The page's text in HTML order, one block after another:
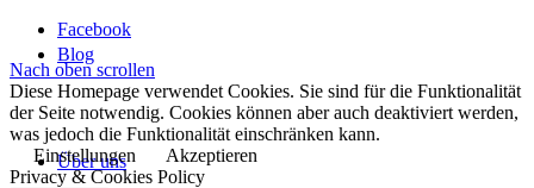
Blog
Über uns
Facebook
Nach oben scrollen
Diese Homepage verwendet Cookies. Sie sind für die Funktionalität
der Seite notwendig. Cookies können aber auch deaktiviert werden,
was jedoch die Funktionalität einschränken kann.
Einstellungen
Akzeptieren
Privacy & Cookies Policy